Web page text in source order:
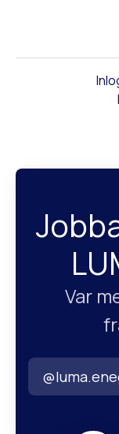
Var